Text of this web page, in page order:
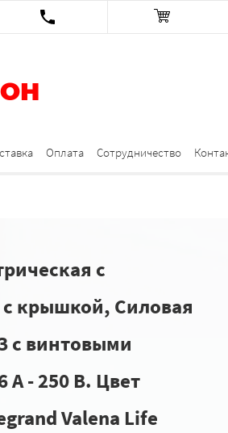
Оплата Сотрудничество
с
крышкой, Силовая
с винтовыми
А - 250 В. Цвет
Valena Life